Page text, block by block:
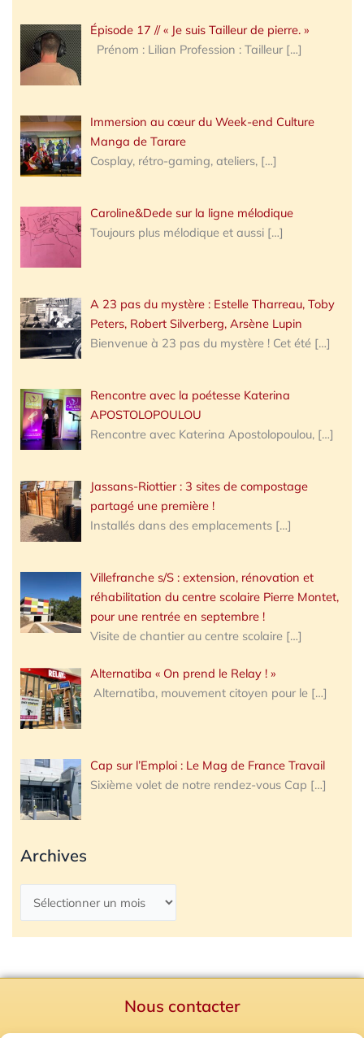
Épisode 17 // « Je suis Tailleur de pierre. »
Prénom : Lilian Profession : Tailleur […]
Immersion au cœur du Week-end Culture
Manga de Tarare
Cosplay, rétro-gaming, ateliers, […]
Caroline&Dede sur la ligne mélodique
Toujours plus mélodique et aussi […]
A 23 pas du mystère : Estelle Tharreau, Toby
Peters, Robert Silverberg, Arsène Lupin
Bienvenue à 23 pas du mystère ! Cet été […]
Rencontre avec la poétesse Katerina
APOSTOLOPOULOU
Rencontre avec Katerina Apostolopoulou, […]
Jassans-Riottier : 3 sites de compostage
partagé une première !
Installés dans des emplacements […]
Villefranche s/S : extension, rénovation et
réhabilitation du centre scolaire Pierre Montet,
pour une rentrée en septembre !
Visite de chantier au centre scolaire […]
Alternatiba « On prend le Relay ! »
Alternatiba, mouvement citoyen pour le […]
Cap sur l’Emploi : Le Mag de France Travail
Sixième volet de notre rendez-vous Cap […]
Archives
Nous contacter